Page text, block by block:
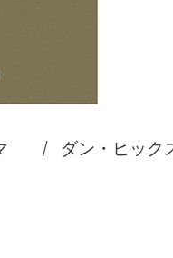
/ ダン・ヒック